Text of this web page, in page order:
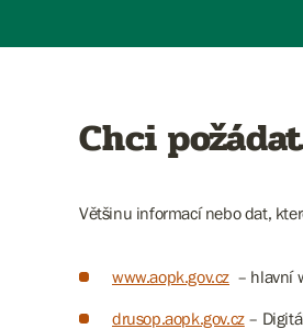
Chci
Většinu informací nebo dat,
www.aopk.gov.cz – hlavní
drusop.aopk.gov.cz–